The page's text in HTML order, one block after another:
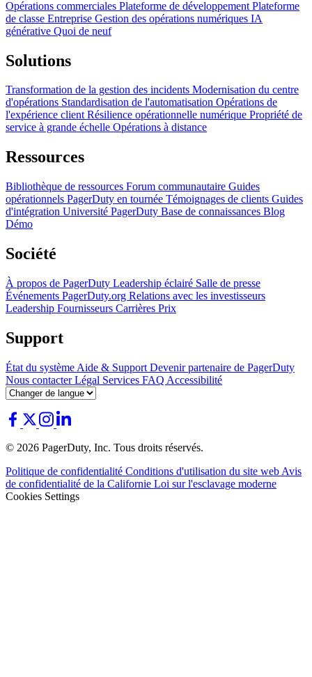
Opérations commerciales Plateforme de développement Plateforme
de classe Entreprise Gestion des opérations numériques IA
générative Quoi de neuf
Solutions
Transformation de la gestion des incidents Modernisation du centre
d'opérations Standardisation de l'automatisation Opérations de
l'expérience clientRésilience opérationnelle numérique Propriété de
service à grande échelle Opérations à distance
Ressources
Bibliothèque de ressources Forum communautaire Guides
opérationnels PagerDuty en tournée Témoignages de clients Guides
d'intégration Université PagerDuty Base de connaissances Blog
Démo
Société
À propos de PagerDuty Leadership éclairé Salle de presse
Événements PagerDuty.org Relations avec les investisseurs
Leadership Fournisseurs Carrières Prix
Support
État du système Aide & Support Devenir partenaire de PagerDuty
Nous contacterLégal Services FAQ Accessibilité
© 2026 PagerDuty, Inc. Tous droits réservés.
Politique de confidentialité Conditions d'utilisation du site web Avis
de confidentialité de la Californie Loi sur l'esclavage moderne
Cookies Settings